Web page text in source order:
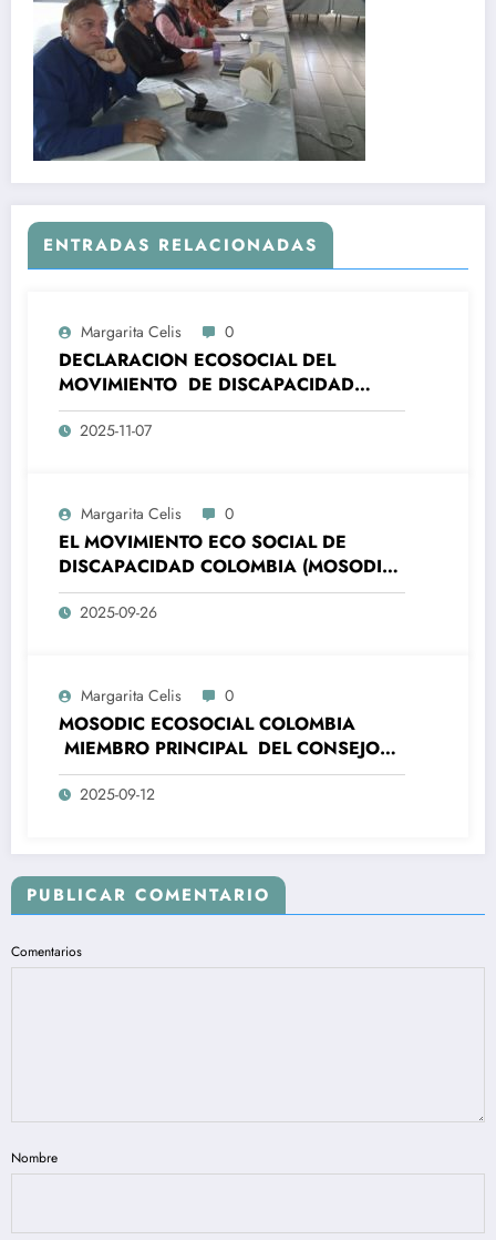
ENTRADAS RELACIONADAS
Margarita Celis 0
DECLARACION ECOSOCIAL DEL
MOVIMIENTO DE DISCAPACIDAD
COLOMBIA – MOSODIC- A LA
ORGANIZACIONES DE LA SOCIEDAD
ALC-UE- SANTA MARTA, 7 Y 8
NOVIEMBRE 2025
2025-11-07
Margarita Celis 0
EL MOVIMIENTO ECO SOCIAL DE
DISCAPACIDAD COLOMBIA (MOSODIC),
SE COMPLACE EN MANIFESTAR A LA
OPINIÓN PÚBLICA, LA ADHESIÓN A LA
COLOMBIA IVAN CEPEDA.
2025-09-26
Margarita Celis 0
MOSODIC ECOSOCIAL COLOMBIA
MIEMBRO PRINCIPAL DEL CONSEJO
NACIONAL DE PAZ , RECONCILIACIÓN
Y CONVIVENCIA- CNPRC -RECHAZA EL
EQUIDAD, DONDE SE SUPLANTO LA
REPRESENTACION SUSTANTIVA DE
LAS PERSONAS CON DISCAPACIDAD
EN COLOMBIA.
2025-09-12
PUBLICAR COMENTARIO
Comentarios
Nombre